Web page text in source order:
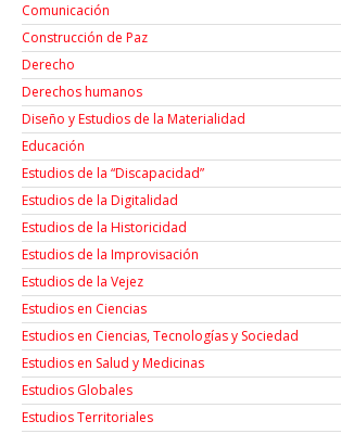
Comunicación
Construcción de Paz
Derecho
Derechos humanos
Diseño y Estudios de la Materialidad
Educación
Estudios de la “Discapacidad”
Estudios de la Digitalidad
Estudios de la Historicidad
Estudios de la Improvisación
Estudios de la Vejez
Estudios en Ciencias
Estudios en Ciencias, Tecnologías y Sociedad
Estudios en Salud y Medicinas
Estudios Globales
Estudios Territoriales